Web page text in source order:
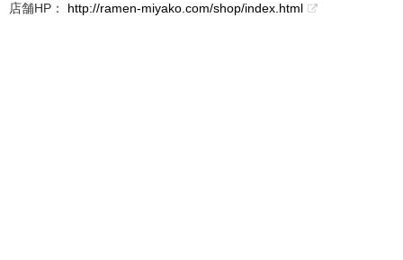
店舗HP： http://ramen-miyako.com/shop/index.html